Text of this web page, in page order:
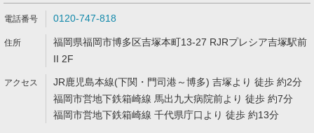
0120-747-818
福岡県福岡市博多区吉塚本町13-27 RJRプレシア吉塚駅前
II 2F
JR鹿児島本線(下関・門司港～博多) 吉塚より 徒歩 約2分
福岡市営地下鉄箱崎線 馬出九大病院前より 徒歩 約7分
福岡市営地下鉄箱崎線 千代県庁口より 徒歩 約13分